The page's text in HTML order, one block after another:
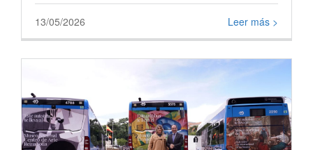
13/05/2026 Leer más >